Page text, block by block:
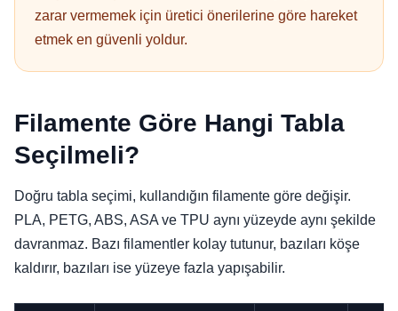
zarar vermemek için üretici önerilerine göre hareket
etmek en güvenli yoldur.
Filamente Göre Hangi Tabla
Seçilmeli?
Doğru tabla seçimi, kullandığın filamente göre değişir.
PLA, PETG, ABS, ASA ve TPU aynı yüzeyde aynı şekilde
davranmaz. Bazı filamentler kolay tutunur, bazıları köşe
kaldırır, bazıları ise yüzeye fazla yapışabilir.